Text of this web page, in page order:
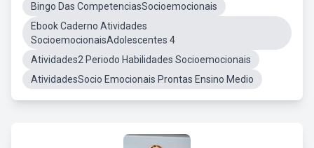
Bingo Das CompetenciasSocioemocionais
Ebook Caderno Atividades
SocioemocionaisAdolescentes 4
Atividades2 Periodo Habilidades Socioemocionais
AtividadesSocio Emocionais Prontas Ensino Medio